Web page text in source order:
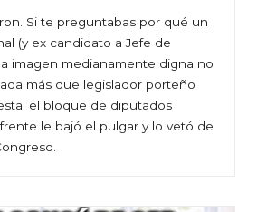
Si te preguntabas por qué un
(y ex candidato a Jefe de
imagen medianamente digna no
más que legislador porteño
el bloque de diputados
le bajó el pulgar y lo vetó de